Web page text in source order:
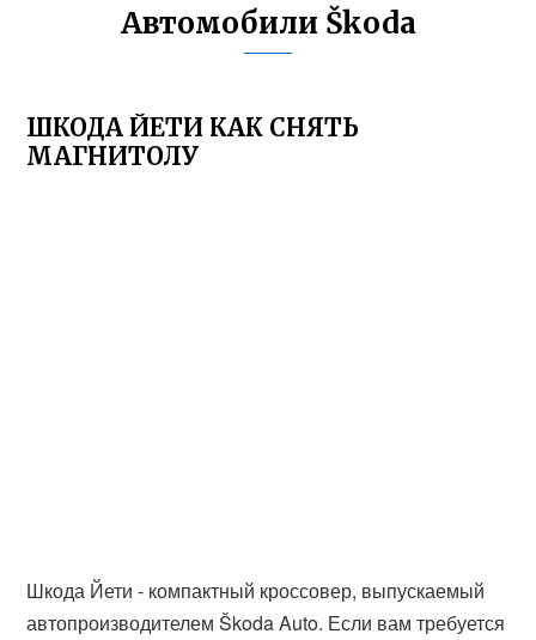
Автомобили Škoda
ШКОДА ЙЕТИ КАК СНЯТЬ
МАГНИТОЛУ
Шкода Йети - компактный кроссовер, выпускаемый
автопроизводителем Škoda Auto. Если вам требуется